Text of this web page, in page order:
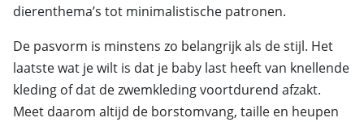
dierenthema’s tot minimalistische patronen.
De pasvorm is minstens zo belangrijk als de stijl. Het
laatste wat je wilt is dat je baby last heeft van knellende
kleding of dat de zwemkleding voortdurend afzakt.
Meet daarom altijd de borstomvang, taille en heupen